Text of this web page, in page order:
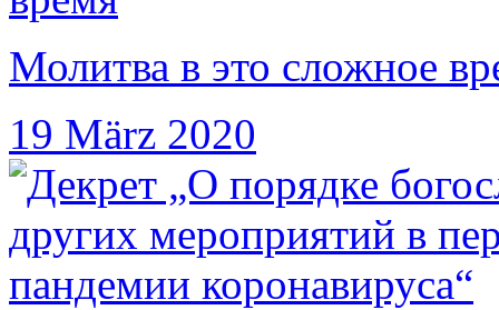
Молитва в это сложное
19 März 2020